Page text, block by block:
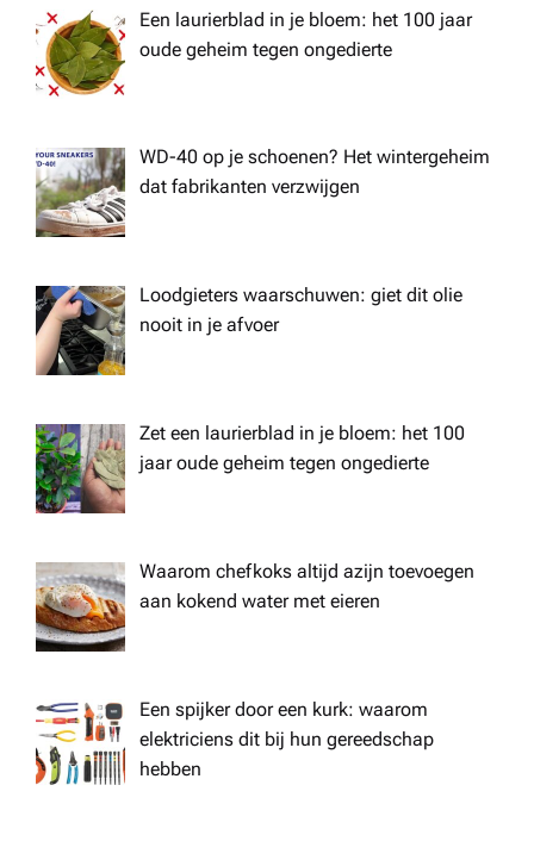
Een laurierblad in je bloem: het 100 jaar
oude geheim tegen ongedierte
WD-40 op je schoenen? Het wintergeheim
dat fabrikanten verzwijgen
Loodgieters waarschuwen: giet dit olie
nooit in je afvoer
Zet een laurierblad in je bloem: het 100
jaar oude geheim tegen ongedierte
Waarom chefkoks altijd azijn toevoegen
aan kokend water met eieren
Een spijker door een kurk: waarom
elektriciens dit bij hun gereedschap
hebben